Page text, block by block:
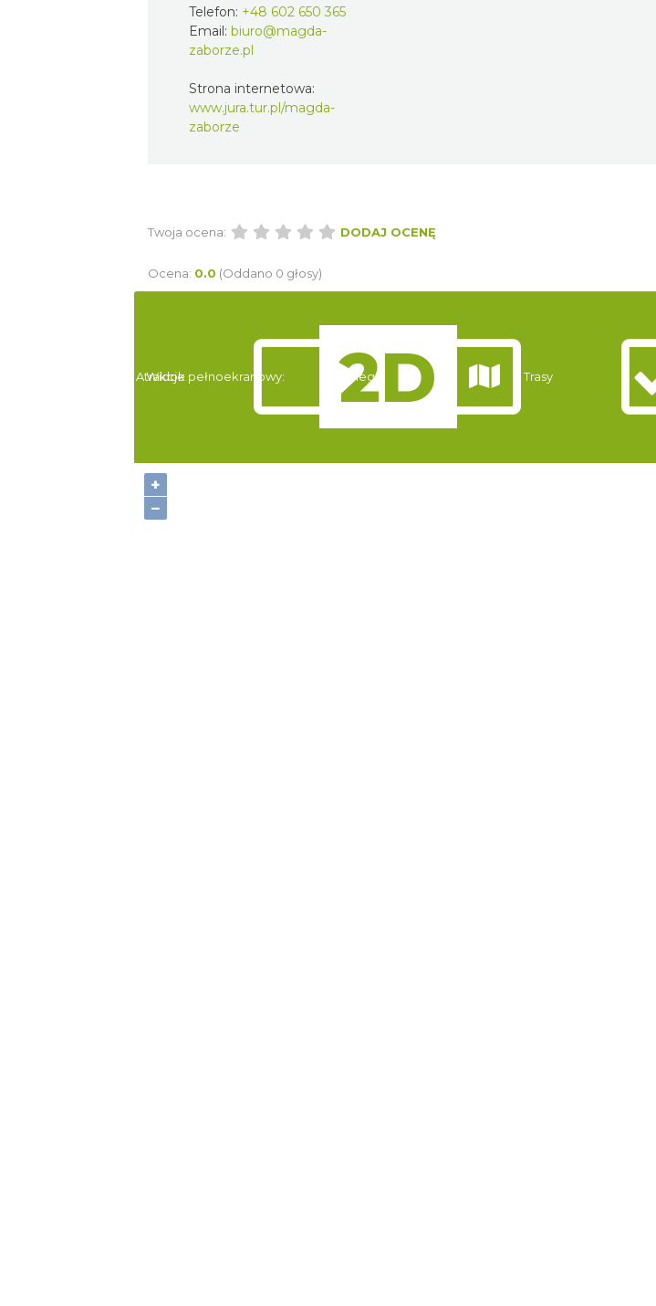
Telefon: +48 602 650 365
Email: biuro@magda-
zaborze.pl
Strona internetowa:
www.jura.tur.pl/magda-
zaborze
Twoja ocena: DODAJ OCENĘ
Ocena: 0.0 (Oddano 0 głosy)
+
−
Widok pełnoekranowy:
Atrakcje Noclegi Trasy